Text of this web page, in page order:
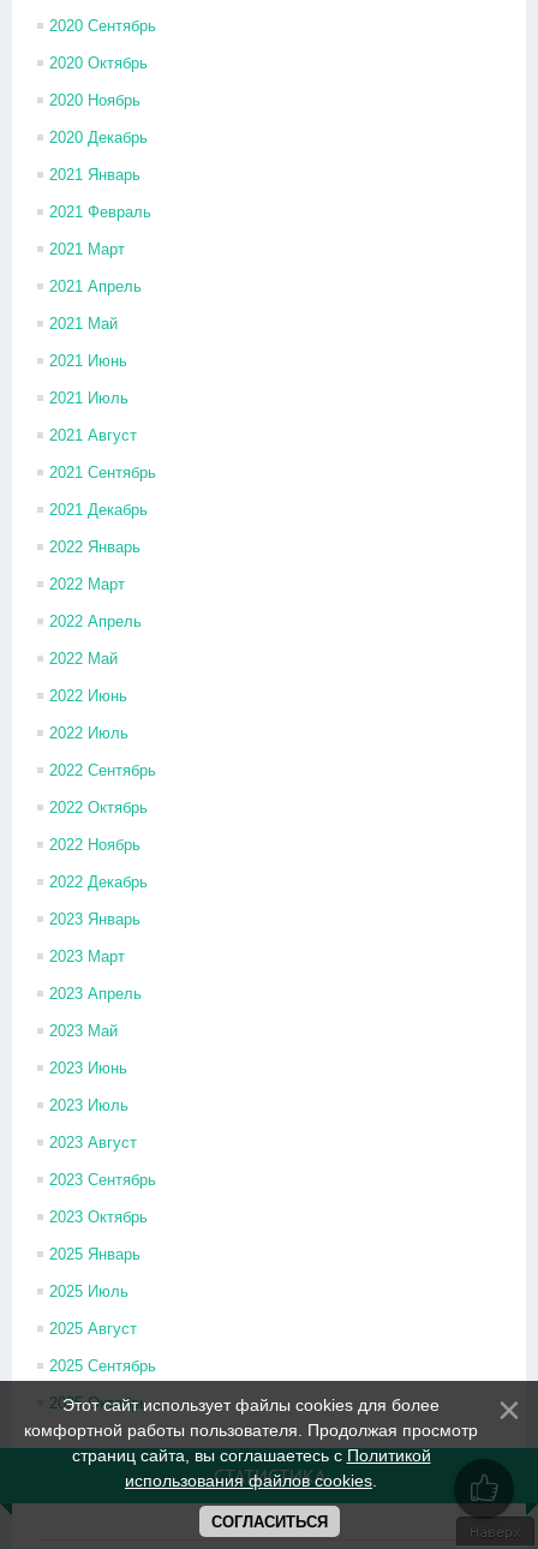
2020 Сентябрь
2020 Октябрь
2020 Ноябрь
2020 Декабрь
2021 Январь
2021 Февраль
2021 Март
2021 Апрель
2021 Май
2021 Июнь
2021 Июль
2021 Август
2021 Сентябрь
2021 Декабрь
2022 Январь
2022 Март
2022 Апрель
2022 Май
2022 Июнь
2022 Июль
2022 Сентябрь
2022 Октябрь
2022 Ноябрь
2022 Декабрь
2023 Январь
2023 Март
2023 Апрель
2023 Май
2023 Июнь
2023 Июль
2023 Август
2023 Сентябрь
2023 Октябрь
2025 Январь
2025 Июль
2025 Август
2025 Сентябрь
2025 Октябрь
СТАТИСТИКА
Этот сайт использует файлы cookies для более
комфортной работы пользователя. Продолжая просмотр
страниц сайта, вы соглашаетесь с Политикой
использования файлов cookies
СОГЛАСИТЬСЯ